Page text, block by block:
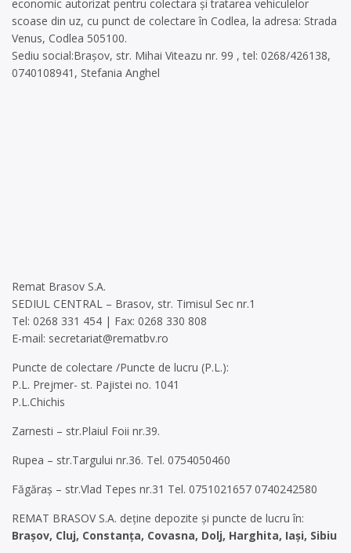
economic autorizat pentru colectara și tratarea vehiculelor
scoase din uz, cu punct de colectare în Codlea, la adresa: Strada
Venus, Codlea 505100.
Sediu social:Brașov, str. Mihai Viteazu nr. 99 , tel: 0268/426138,
0740108941, Stefania Anghel
Remat Brasov S.A.
SEDIUL CENTRAL – Brasov, str. Timisul Sec nr.1
Tel: 0268 331 454 | Fax: 0268 330 808
E-mail: secretariat@rematbv.ro
Puncte de colectare /Puncte de lucru (P.L.):
P.L. Prejmer- st. Pajistei no. 1041
P.L.Chichis
Zarnesti – str.Plaiul Foii nr.39.
Rupea – str.Targului nr.36. Tel. 0754050460
Făgăraş – str.Vlad Tepes nr.31 Tel. 0751021657 0740242580
REMAT BRASOV S.A. deține depozite şi puncte de lucru în:
Braşov, Cluj, Constanţa, Covasna, Dolj, Harghita, Iaşi, Sibiu